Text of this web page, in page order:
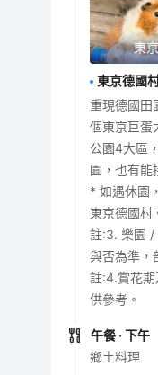
東
東京德國
重現德國田
個東京巨蛋
公園4大區
園，也有能
* 如遇休園
東京德國村
註:3. 樂園 /
與否為準，
註:4.賞花
供參考。
午餐 · 下午
鄉土料理